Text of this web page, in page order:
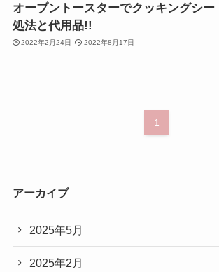
オーブントースターでクッキングシ
処法と代用品!!
2022年2月24日 2022年8月17日
1
アーカイブ
2025年5月
2025年2月